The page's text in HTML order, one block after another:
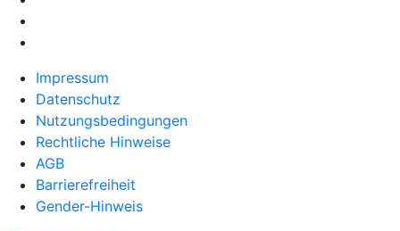
Impressum
Datenschutz
Nutzungsbedingungen
Rechtliche Hinweise
AGB
Barrierefreiheit
Gender-Hinweis